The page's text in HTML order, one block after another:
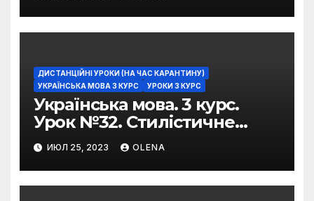
ДИСТАНЦІЙНІ УРОКИ (НА ЧАС КАРАНТИНУ)
УКРАЇНСЬКА МОВА 3 КУРС
УРОКИ 3 КУРС
Українська мова. 3 курс.
Урок №32. Стилістичне
забарвлення
фразеологізмів
ИЮЛ 25, 2023 OLENA